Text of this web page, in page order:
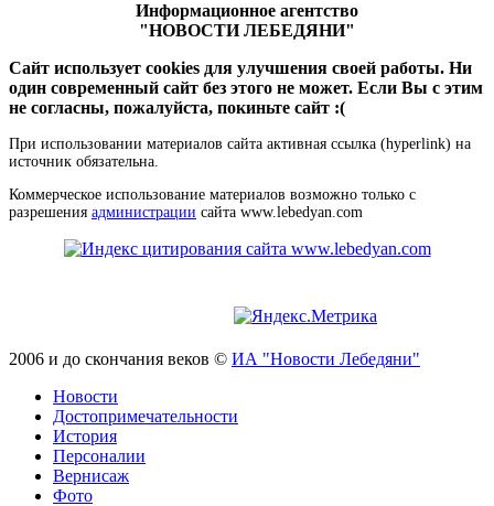
Информационное агентство
"НОВОСТИ ЛЕБЕДЯНИ"
Сайт использует cookies для улучшения своей работы. Ни
один современный сайт без этого не может. Если Вы с этим
не согласны, пожалуйста, покиньте сайт :(
При использовании материалов сайта активная ссылка (hyperlink) на
источник обязательна.
Коммерческое использование материалов возможно только с
разрешения администрации сайта www.lebedyan.com
2006 и до скончания веков © ИА "Новости Лебедяни"
Новости
Достопримечательности
История
Персоналии
Вернисаж
Фото